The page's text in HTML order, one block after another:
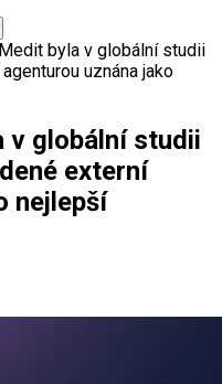
byla v globální studii
uznána jako
v globální studii
externí
nejlepší